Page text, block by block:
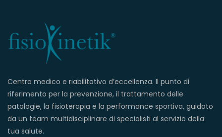
Centro medico e riabilitativo d’eccellenza. Il punto di
riferimento per la prevenzione, il trattamento delle
patologie, la fisioterapia e la performance sportiva, guidato
da un team multidisciplinare di specialisti al servizio della
tua salute.